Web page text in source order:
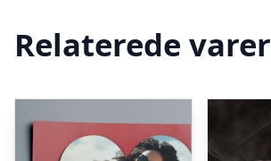
Relaterede varer